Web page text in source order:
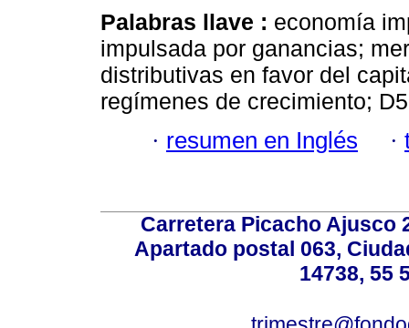
Palabras llave : economía
impulsada por ganancias;
distributivas en favor del
regímenes de crecimiento;
· resumen en Inglés ·
Carretera Picacho Ajusco
Apartado postal 063,
14738, 55